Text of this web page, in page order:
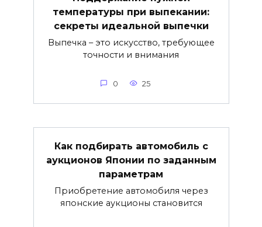
температуры при выпекании:
секреты идеальной выпечки
Выпечка – это искусство, требующее
точности и внимания
0 25
Как подбирать автомобиль с
аукционов Японии по заданным
параметрам
Приобретение автомобиля через
японские аукционы становится